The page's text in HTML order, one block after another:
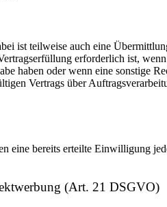
ist teilweise auch eine
erforderlich ist,
haben oder wenn eine sonstige
Vertrags über
bereits erteilte Einwilligung
(Art. 21 DSGVO)